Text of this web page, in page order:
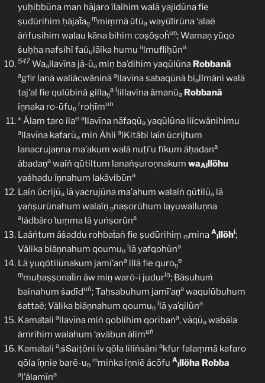
yuḥibbūna man hājaro ílaihim walā yajidūna fie
ṣudūrihim ḥājaẗaṇ
ṃmiṃmã ǔtūa wayùṫirūna ‘alaẽ
áṅfusihim walau kāna bihim coṣōṣoḧuṇ; Wamaṇ yūqo
ṡuḥḥa nafsihï faúulãíka humu almufliḥūna
547 Waallavīna jã-ūa miņ ba’dihim yaqūlūna Robbanā
agfir lanā waliácwäninā allavīna sabaqūnā bialǐmäni walā
taj’al fie qulūbinā gillaṇ
a llillavīna ǎmanūa Robbanã
íṇnaka ro-ūfuṇ
rroḥīmun
* Álam taro ílae allavīna nāfaqūa yaqūlūna liícwänihimu
allavīna kafarūa min Áhli alKitäbi laín úcrijtum
lanacrujaṇna ma’akum walā nuṭī’u fīkum áḥadana
ábadaṇa waíṅ qūtiltum lanaṅṣuroṇnakum waAlllöhu
yaṡhadu íṇnahum lakävibūna
Laín úcrijūa lā yacrujūna ma’ahum walaíṅ qūtilūa lā
yaṅṣurūnahum walaíṇ ṇnaṣorūhum layuwalluṇna
aládbäro ṫuṃma lā yuṅṣorūna
Laáṅtum áṡaddu rohbaẗaṅ fie ṣudūrihiṃ ṃmina A
lllöhi;
Välika biáṇnahum qoumuṇ
llā yafqohūna
Lā yuqötilūnakum jamī’ana íllā fie quroṇ
e
ṃmuḥaṣṣonaẗin áw miṇ warõ-i juduriņ; Bàsuhuṁ
bainahum ṡadīduṅ; Taḥsabuhum jamī’aṇa waqulūbuhum
ṡattaë; Välika biáṇnahum qoumuṇ
llā ya’qilūna
Kamaṫali allavīna miṅ qoblihim qorībaṅa, vāqūa wabāla
ámrihim walahum ‘avābun álīmuṅ
Kamaṫali a
lṡṠaiṭöni ív qōla lilíṅsäni akfur falaṃmā kafaro
qōla íṇnie barẽ-uṇ
ṃmiṅka íṇniẽ ácōfu A
lllöha Robba
al’älamīna